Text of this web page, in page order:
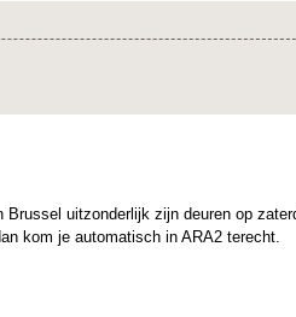
uitzonderlijk zijn deuren op
kom je automatisch in ARA2 terecht.